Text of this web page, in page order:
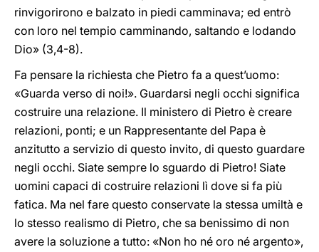
rinvigorirono e balzato in piedi camminava; ed entrò
con loro nel tempio camminando, saltando e lodando
Dio» (3,4-8).
Fa pensare la richiesta che Pietro fa a quest’uomo:
«Guarda verso di noi!». Guardarsi negli occhi significa
costruire una relazione. Il ministero di Pietro è creare
relazioni, ponti; e un Rappresentante del Papa è
anzitutto a servizio di questo invito, di questo guardare
negli occhi. Siate sempre lo sguardo di Pietro! Siate
uomini capaci di costruire relazioni lì dove si fa più
fatica. Ma nel fare questo conservate la stessa umiltà e
lo stesso realismo di Pietro, che sa benissimo di non
avere la soluzione a tutto: «Non ho né oro né argento»,